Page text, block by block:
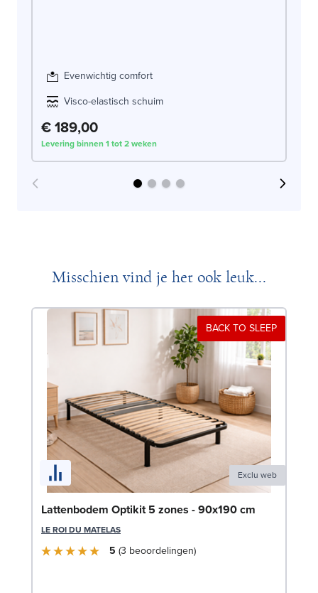
Evenwichtig comfort
Visco-elastisch schuim
€ 189,00
Levering binnen 1 tot 2 weken
Misschien vind je het ook leuk...
BACK TO SLEEP
Exclu web
Lattenbodem Optikit 5 zones - 90x190 cm
LE ROI DU MATELAS
5 3 beoordelingen